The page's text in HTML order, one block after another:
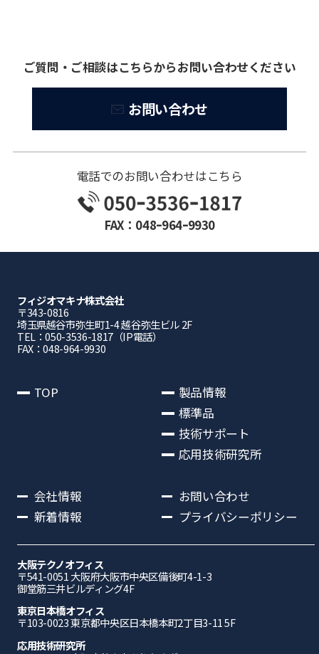
ご質問・ご相談はこちらからお問い合わせください
お問い合わせ
電話でのお問い合わせはこちら
FAX：048ｰ964ｰ9930
フィジオマキナ株式会社
〒343-0816
埼⽟県越⾕市弥⽣町1-4 越⾕弥⽣ビル 2F
TEL：050-3536-1817（IP電話）
FAX：048-964-9930
TOP
製品情報
標準品
技術サポート
応用技術研究所
会社情報
新着情報
お問い合わせ
プライバシーポリシー
大阪テクノオフィス
〒541-0051 ⼤阪府⼤阪市中央区備後町4-1-3
御堂筋三井ビルディング4F
東京日本橋オフィス
〒103-0023 東京都中央区日本橋本町2丁目3-11 5F
応⽤技術研究所